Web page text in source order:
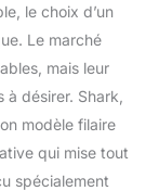
le choix d’un
Le marché
mais leur
désirer. Shark,
modèle filaire
qui mise tout
spécialement